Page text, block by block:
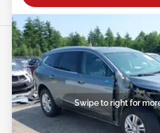
Swipe to right for